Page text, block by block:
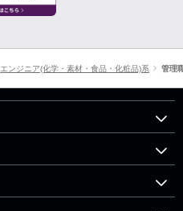
エンジニア(化学・素材・食品・化粧品)系 管理